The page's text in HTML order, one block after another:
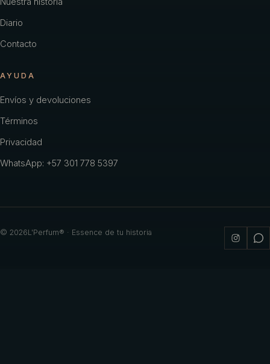
Diario
Contacto
AYUDA
Envíos y devoluciones
Términos
Privacidad
WhatsApp: +57 301 778 5397
© 2026L'Perfum® · Essence de tu historia